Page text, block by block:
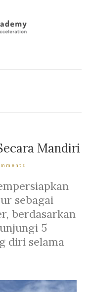
Mandiri
sebagai
berdasarkan
5
diri selama